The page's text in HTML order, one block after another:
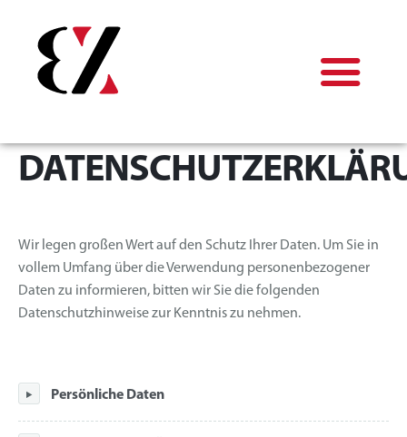
Finanz
KFZ
Mein Lager
4x4 Traisental
Wir legen großen Wert auf den Schutz Ihrer Daten. Um Sie in
vollem Umfang über die Verwendung personenbezogener
Daten zu informieren, bitten wir Sie die folgenden
Datenschutzhinweise zur Kenntnis zu nehmen.
Persönliche Daten